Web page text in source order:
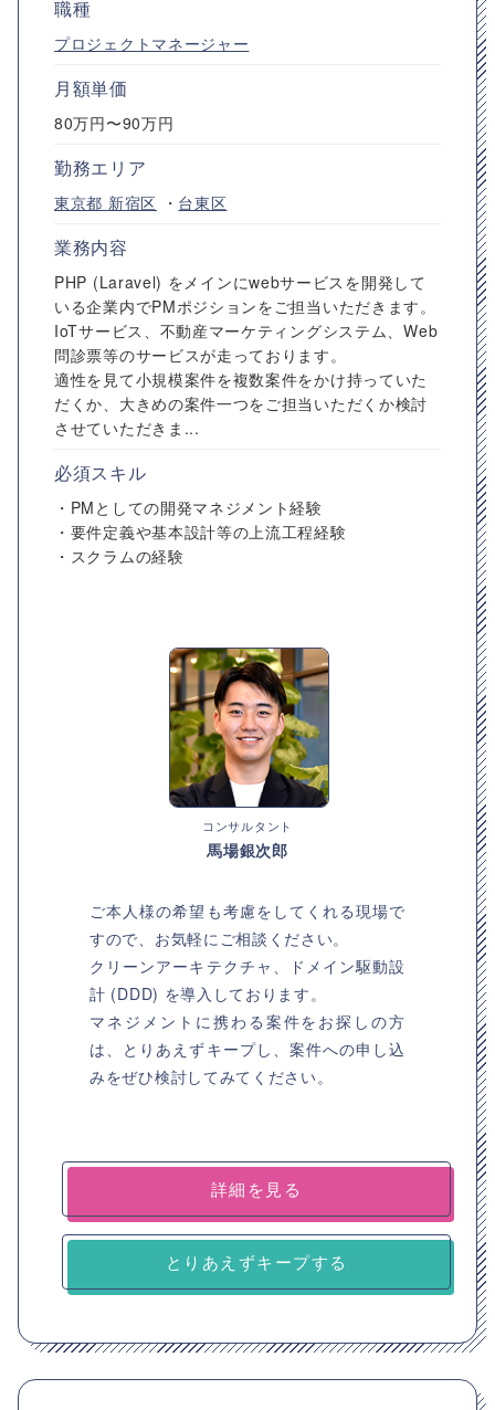
職種
プロジェクトマネージャー
月額単価
80万円〜90万円
勤務エリア
東京都 新宿区 ・ 台東区
業務内容
PHP (Laravel) をメインにwebサービスを開発して
いる企業内でPMポジションをご担当いただきます。
IoTサービス、不動産マーケティングシステム、Web
問診票等のサービスが走っております。
適性を見て小規模案件を複数案件をかけ持っていた
だくか、大きめの案件一つをご担当いただくか検討
させていただきま...
必須スキル
・PMとしての開発マネジメント経験
・要件定義や基本設計等の上流工程経験
・スクラムの経験
コンサルタント
馬場銀次郎
ご本人様の希望も考慮をしてくれる現場で
すので、お気軽にご相談ください。
クリーンアーキテクチャ、ドメイン駆動設
計 (DDD) を導入しております。
マネジメントに携わる案件をお探しの方
は、とりあえずキープし、案件への申し込
みをぜひ検討してみてください。
詳細を見る
とりあえずキープする